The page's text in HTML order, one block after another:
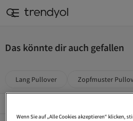
Das könnte dir auch gefallen
Lang Pullover Zopfmuster
Wenn Sie auf „Alle Cookies akzeptieren“ klicken,